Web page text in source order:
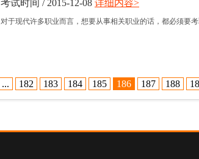
考试时间 / 2015-12-08
对于现代许多职业而言，想要从事相关职业的话，都必须要
详细内容>
... 182 183 184 185 186 187 188